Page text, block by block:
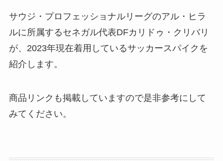
サウジ・プロフェッショナルリーグのアル・ヒラ
ルに所属するセネガル代表DFカリドゥ・クリバリ
が、2023年現在着用しているサッカースパイクを
紹介します。
商品リンクも掲載していますので是非参考にして
みてください。